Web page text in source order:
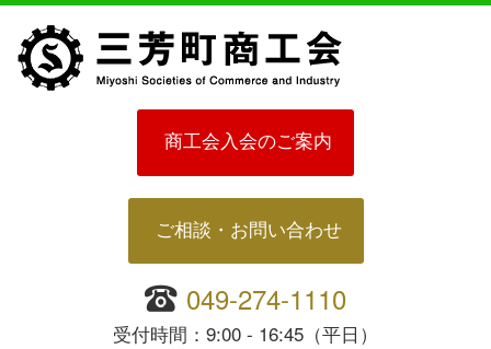
商工会入会のご案内
ご相談・お問い合わせ
049-274-1110
受付時間：9:00 - 16:45（平日）